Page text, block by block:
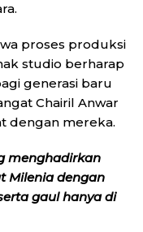
proses produksi
studio berharap
generasi baru
Chairil Anwar
dengan mereka.
menghadirkan
Milenia dengan
gaul hanya di